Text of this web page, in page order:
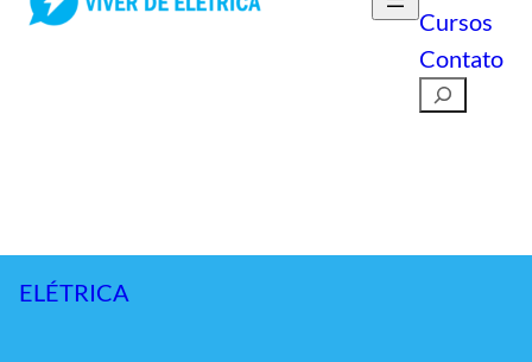
Cursos
Contato
Pesquisar
ELÉTRICA